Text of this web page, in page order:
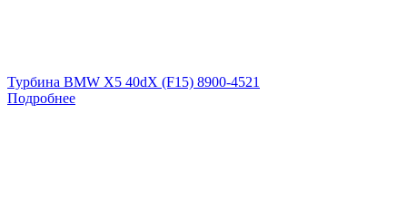
Турбина BMW X5 40dX (F15) 8900-4521
Подробнее